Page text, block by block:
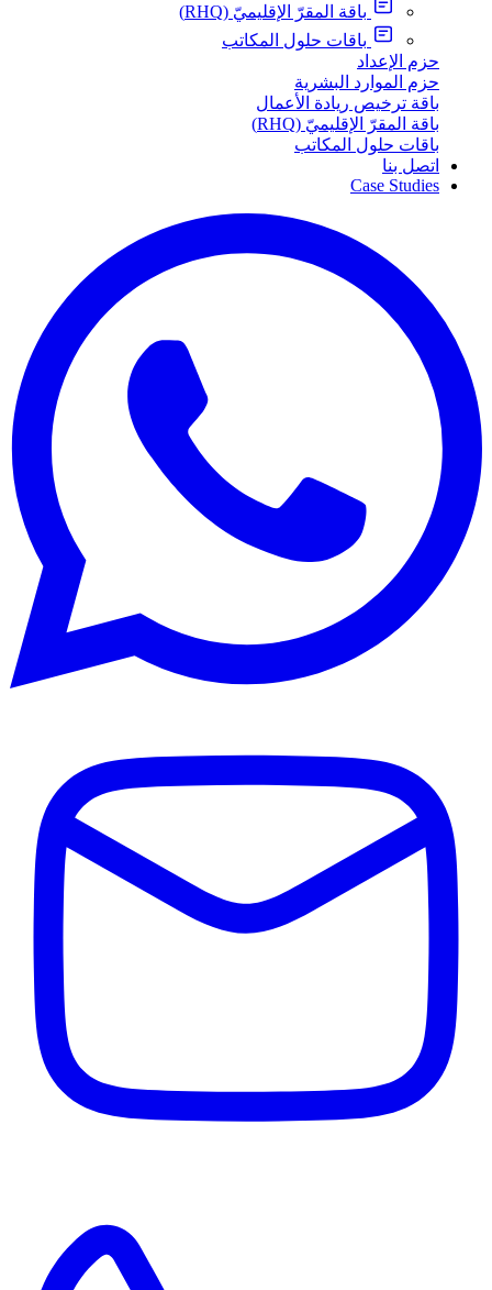
باقة المقرّ الإقليميّ (RHQ)
باقات حلول المكاتب
حزم الإعداد
حزم الموارد البشرية
باقة ترخيص ريادة الأعمال
باقة المقرّ الإقليميّ (RHQ)
باقات حلول المكاتب
اتصل بنا
Case Studies